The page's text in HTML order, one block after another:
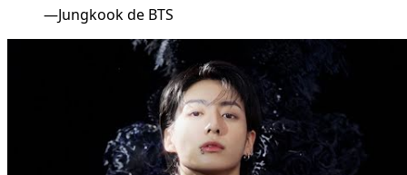
—Jungkook de BTS